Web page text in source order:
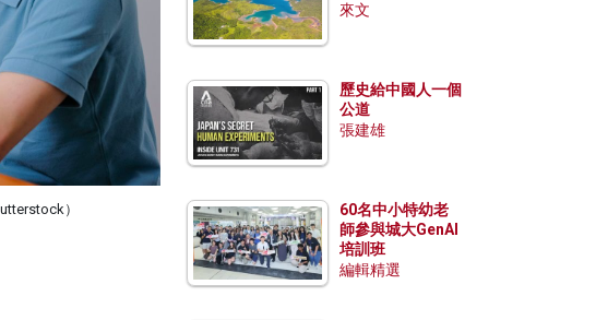
）
來文
歷史給中國人一個
公道
張建雄
60名中小特幼老
師參與城大GenAI
培訓班
編輯精選